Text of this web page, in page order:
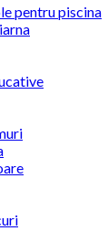
pentru piscina